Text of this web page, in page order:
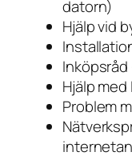
datorn)
Hjälp vid
Inköpsråd
Hjälp med
Problem